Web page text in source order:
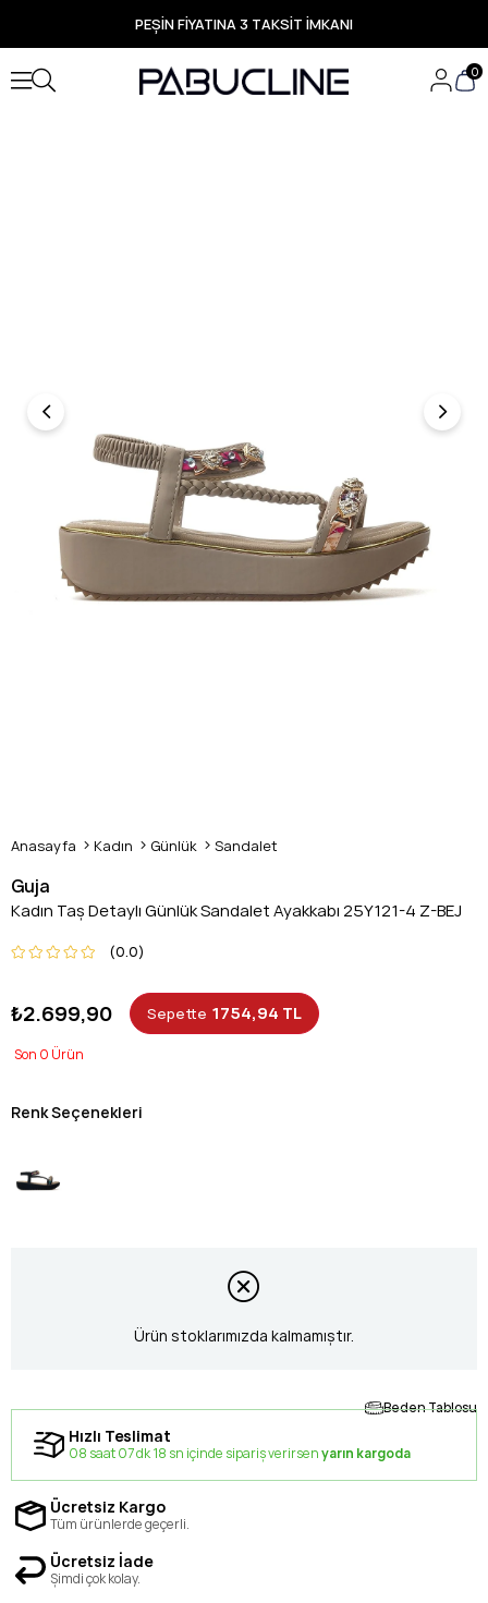
PEŞİN FİYATINA 3 TAKSİT İMKANI
TÜM ÜRÜNLERDE ÜCRETSİZ KARGO
Yeni Sezon Ürünlerde Özel Fırsatlar
Seçili Ürünlerde Hızlı Teslimat
0
Anasayfa Kadın Günlük Sandalet
Guja
Kadın Taş Detaylı Günlük Sandalet Ayakkabı 25Y121-4 Z-BEJ
0.0
₺2.699,90 Sepette 1754,94 TL
0
Renk Seçenekleri
Ürün stoklarımızda kalmamıştır.
Beden Tablosu
Hızlı Teslimat
08 saat 07 dk 18 sn içinde sipariş verirsenyarın kargoda
Ücretsiz Kargo
Tüm ürünlerde geçerli.
Ücretsiz İade
Şimdi çok kolay.